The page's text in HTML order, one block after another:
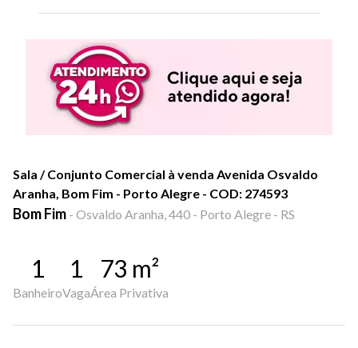
Sala / Conjunto Comercial à venda Avenida Osvaldo
Aranha, Bom Fim - Porto Alegre - COD: 274593
Bom Fim - Osvaldo Aranha, 440 - Porto Alegre - RS
1
Banheiro
1
Vaga
73 m²
Área Privativa